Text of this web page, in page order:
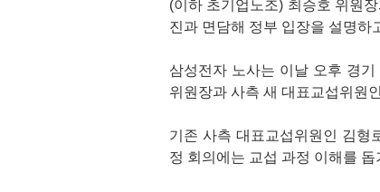
(이하 초기업노조) 최승호 위원
진과 면담해 정부 입장을 설명하
삼성전자 노사는 이날 오후 경
위원장과 사측 새 대표교섭위원
기존 사측 대표교섭위원인 김형
정 회의에는 교섭 과정 이해를